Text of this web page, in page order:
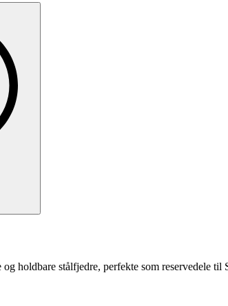
holdbare stålfjedre, perfekte som reservedele til